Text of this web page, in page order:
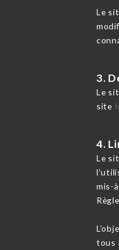
Le
3.
Le
site
4.
Le
mis-
tous